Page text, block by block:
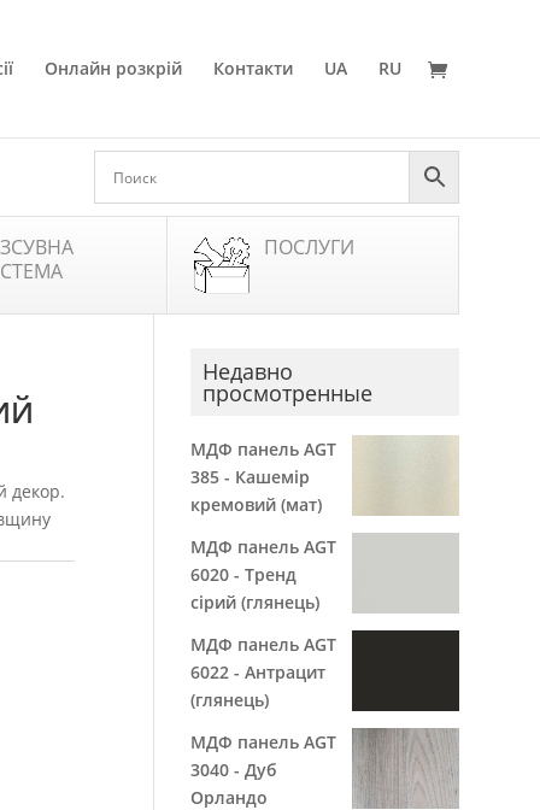
Онлайн розкрій Контакти UA RU
ПОСЛУГИ
декор.
Недавно
просмотренные
МДФ панель AGT
385 - Кашемір
кремовий (мат)
МДФ панель AGT
6020 - Тренд
сірий (глянець)
МДФ панель AGT
6022 - Антрацит
(глянець)
МДФ панель AGT
3040 - Дуб
Орландо